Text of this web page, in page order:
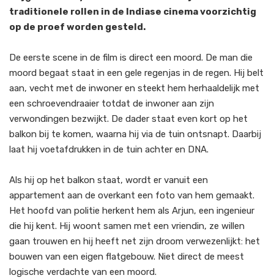
traditionele rollen in de Indiase cinema voorzichtig
op de proef worden gesteld.
De eerste scene in de film is direct een moord. De man die
moord begaat staat in een gele regenjas in de regen. Hij belt
aan, vecht met de inwoner en steekt hem herhaaldelijk met
een schroevendraaier totdat de inwoner aan zijn
verwondingen bezwijkt. De dader staat even kort op het
balkon bij te komen, waarna hij via de tuin ontsnapt. Daarbij
laat hij voetafdrukken in de tuin achter en DNA.
Als hij op het balkon staat, wordt er vanuit een
appartement aan de overkant een foto van hem gemaakt.
Het hoofd van politie herkent hem als Arjun, een ingenieur
die hij kent. Hij woont samen met een vriendin, ze willen
gaan trouwen en hij heeft net zijn droom verwezenlijkt: het
bouwen van een eigen flatgebouw. Niet direct de meest
logische verdachte van een moord.